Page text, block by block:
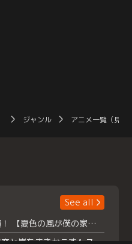
ジャンル アニメ一覧（見放
See all
浮所飛貴主演！ 【夏色の風が僕の家にやってきた】 本日よりテラサで独占配信スタート！